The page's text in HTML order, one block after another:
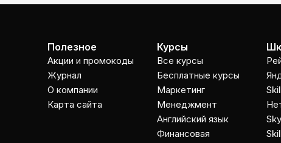
Полезное
Акции и промокоды
Журнал
О компании
Карта сайта
Курсы
Все курсы
Бесплатные курсы
Маркетинг
Менеджмент
Английский язык
Финансовая